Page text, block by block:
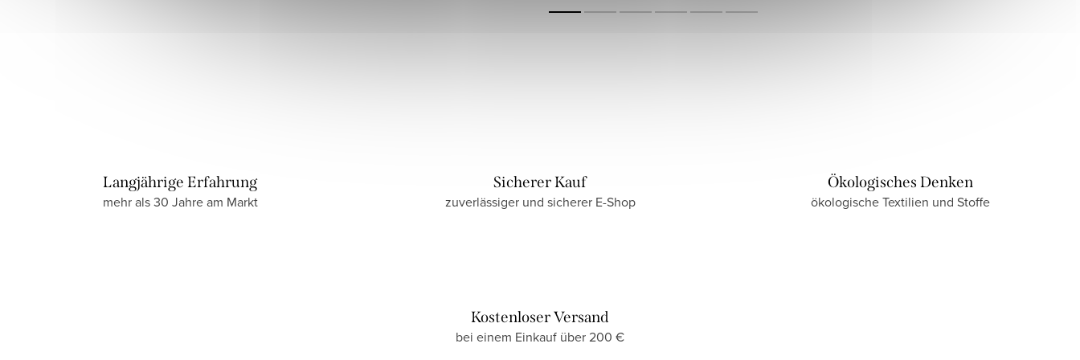
Langjährige Erfahrung
mehr als 30 Jahre am Markt
Sicherer Kauf
zuverlässiger und sicherer E-Shop
Ökologisches Denken
ökologische Textilien und Stoffe
Kostenloser Versand
bei einem Einkauf über 200 €